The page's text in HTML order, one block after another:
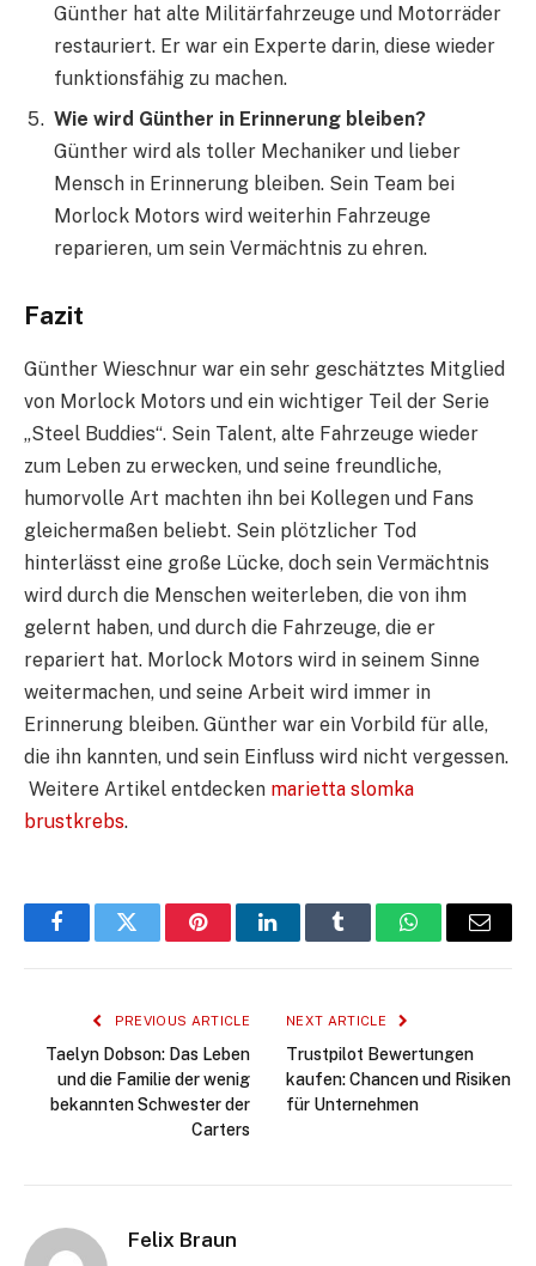
Günther hat alte Militärfahrzeuge und Motorräder
restauriert. Er war ein Experte darin, diese wieder
funktionsfähig zu machen.
Wie wird Günther in Erinnerung bleiben?
Günther wird als toller Mechaniker und lieber
Mensch in Erinnerung bleiben. Sein Team bei
Morlock Motors wird weiterhin Fahrzeuge
reparieren, um sein Vermächtnis zu ehren.
Fazit
Günther Wieschnur war ein sehr geschätztes Mitglied
von Morlock Motors und ein wichtiger Teil der Serie
„Steel Buddies“. Sein Talent, alte Fahrzeuge wieder
zum Leben zu erwecken, und seine freundliche,
humorvolle Art machten ihn bei Kollegen und Fans
gleichermaßen beliebt. Sein plötzlicher Tod
hinterlässt eine große Lücke, doch sein Vermächtnis
wird durch die Menschen weiterleben, die von ihm
gelernt haben, und durch die Fahrzeuge, die er
repariert hat. Morlock Motors wird in seinem Sinne
weitermachen, und seine Arbeit wird immer in
Erinnerung bleiben. Günther war ein Vorbild für alle,
die ihn kannten, und sein Einfluss wird nicht vergessen.
Weitere Artikel entdecken marietta slomka
brustkrebs.
FacebookTwitter PinterestLinkedInTumblr WhatsAppEmail
PREVIOUS ARTICLE
Taelyn Dobson: Das Leben
und die Familie der wenig
bekannten Schwester der
Carters
NEXT ARTICLE
Trustpilot Bewertungen
kaufen: Chancen und Risiken
für Unternehmen
Felix Braun